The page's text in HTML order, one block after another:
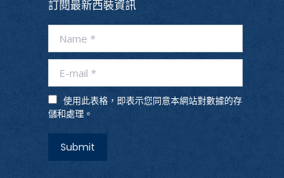
訂閱最新西裝資訊
使用此表格，即表示您同意本網站對數據的存
儲和處理。
Submit